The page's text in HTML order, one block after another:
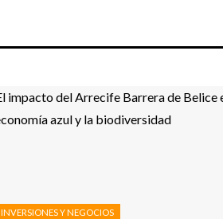
INVERSIONES Y NEGOCIOS